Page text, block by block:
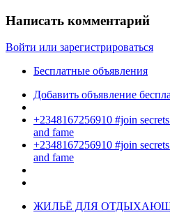
Написать комментарий
Войти или зарегистрироваться
Бесплатные объявления
Добавить объявление
+2348167256910 #join
and fame
+2348167256910 #join
and fame
ЖИЛЬЁ ДЛЯ